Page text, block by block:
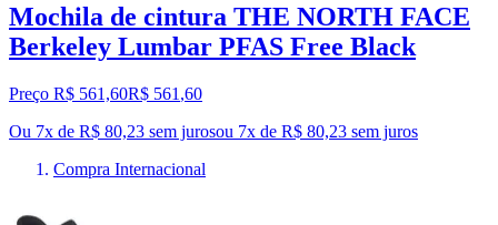
Mochila de cintura THE NORTH FACE
Berkeley Lumbar PFAS Free Black
Preço R$ 561,60R$ 561 ,60
Ou 7x de R$ 80,23 sem jurosou 7x de R$ 80,23 sem juros
Compra Internacional